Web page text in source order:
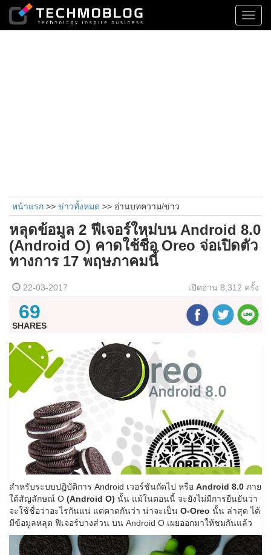
หน้าแรก >> ข่าวทั้งหมด >> อ่านบทความ/ข่าว
หลุดข้อมูล 2 ฟีเจอร์ใหม่บน Android 8.0
(Android O) คาดใช้ชื่อ Oreo จ่อเปิดตัว
ทางการ 17 พฤษภาคมนี้
22-03-2017 เปิดอ่าน 8,312 ครั้ง
69
SHARES
สำหรับระบบปฏิบัติการ Android เวอร์ชันถัดไป หรือ Android 8.0 ภาย
ใต้สัญลักษณ์ O (Android O) นั้น แม้ในตอนนี้ จะยังไม่มีการยืนยันว่า
จะใช้ชื่อว่าอะไรกันแน่ แต่คาดกันว่า น่าจะเป็น O-Oreo นั้น ล่าสุด ได้
มีข้อมูลหลุด ฟีเจอร์บางส่วน บน Android O เผยออกมาให้ชมกันแล้ว